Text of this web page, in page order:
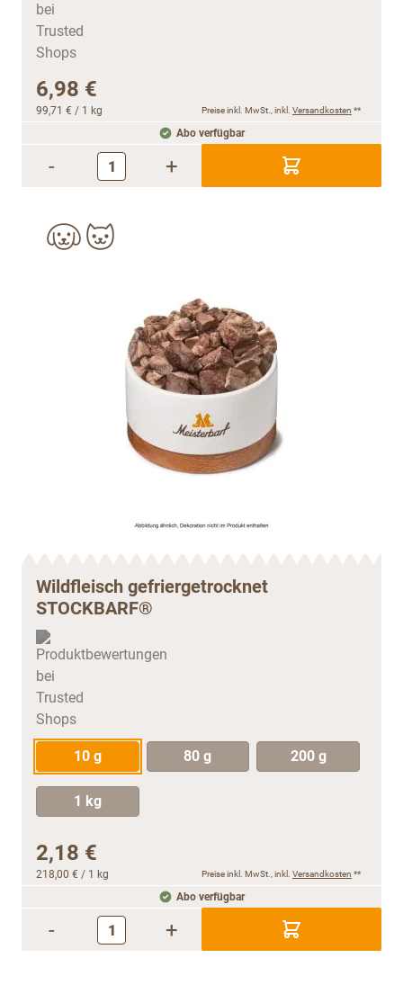
6,98 €
99,71 € / 1 kg Preise inkl. MwSt., inkl. Versandkosten **
Abo verfügbar
- +
Wildfleisch gefriergetrocknet
STOCKBARF®
10 g 80 g 200 g
1 kg
2,18 €
218,00 € / 1 kg Preise inkl. MwSt., inkl. Versandkosten **
Abo verfügbar
- +